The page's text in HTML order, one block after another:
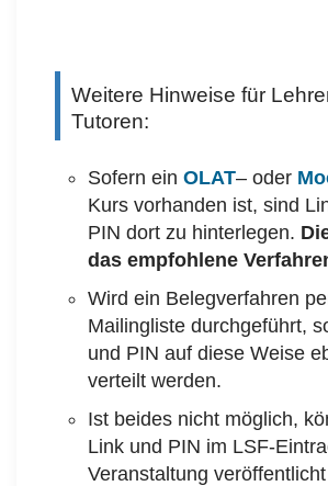
Weitere Hinweise für
Tutoren:
Sofern ein OLAT– oder
Kurs vorhanden ist, sind
PIN dort zu hinterlegen.
das empfohlene
Wird ein Belegverfahren
Mailingliste durchgeführt,
und PIN auf diese Weise
verteilt werden.
Ist beides nicht möglich,
Link und PIN im LSF-
Veranstaltung veröffentlicht